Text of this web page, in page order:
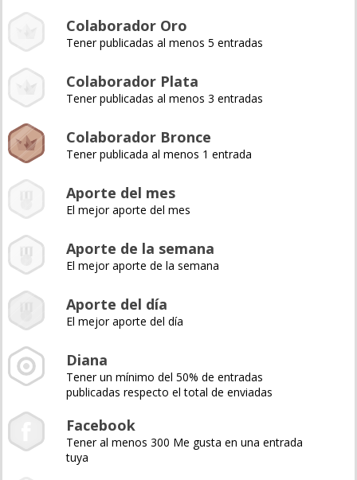
Colaborador Oro
Tener publicadas al menos 5 entradas
Colaborador Plata
Tener publicadas al menos 3 entradas
Colaborador Bronce
Tener publicada al menos 1 entrada
Aporte del mes
El mejor aporte del mes
Aporte de la semana
El mejor aporte de la semana
Aporte del día
El mejor aporte del día
Diana
Tener un mínimo del 50% de entradas
publicadas respecto el total de enviadas
Facebook
Tener al menos 300 Me gusta en una entrada
tuya